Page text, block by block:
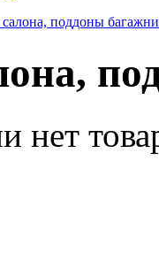
поддоны
нет